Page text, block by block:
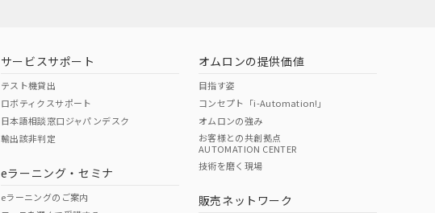
サービスサポート
テスト機貸出
ロボティクスサポート
日本語相談窓口ジャパンデスク
輸出該非判定
eラーニング・セミナ
eラーニングのご案内
オムロンの提供価値
目指す姿
コンセプト「i-Automation!」
オムロンの強み
お客様との共創拠点
AUTOMATION CENTER
技術を磨く現場
販売ネットワーク